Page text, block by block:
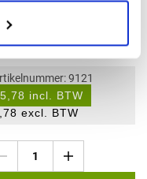
Zink - Gutter connector -
9121
5,78 incl. BTW
excl. BTW